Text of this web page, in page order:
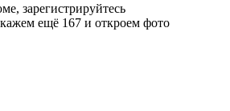
зарегистрируйтесь
ещё 167 и откроем фото